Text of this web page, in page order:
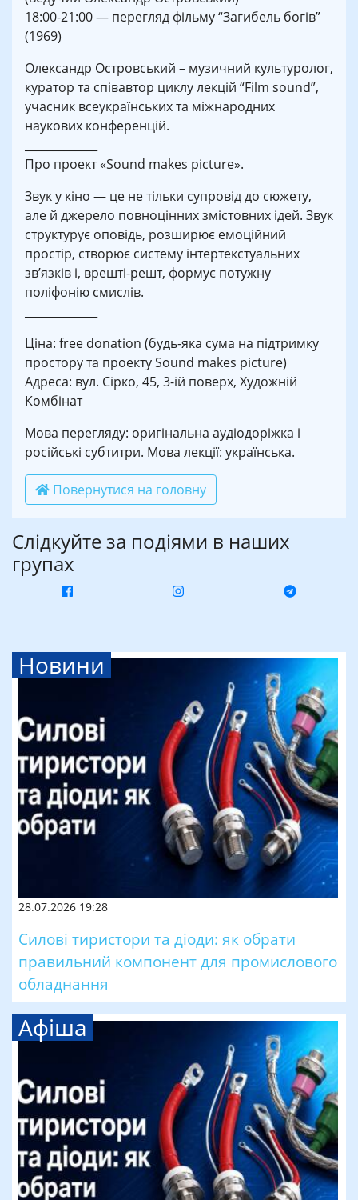
18:00-21:00 — перегляд фільму “Загибель богів”
(1969)
Олександр Островський – музичний культуролог,
куратор та співавтор циклу лекцій “Film sound”,
учасник всеукраїнських та міжнародних
наукових конференцій.
Про проект «Sound makes picture».
Звук у кіно — це не тільки супровід до сюжету,
але й джерело повноцінних змістовних ідей. Звук
структурує оповідь, розширює емоційний
простір, створює систему інтертекстуальних
зв’язків і, врешті-решт, формує потужну
поліфонію смислів.
Ціна: free donation (будь-яка сума на підтримку
простору та проекту Sound makes picture)
Адреса: вул. Сірко, 45, 3-ій поверх, Художній
Комбінат
Мова перегляду: оригінальна аудіодоріжка і
російські субтитри. Мова лекції: українська.
Повернутися на головну
Слідкуйте за подіями в наших
групах
Новини
28.07.2026 19:28
Силові тиристори та діоди: як обрати
правильний компонент для промислового
обладнання
Афіша